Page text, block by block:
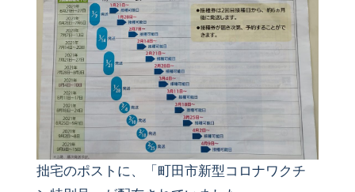
拙宅のポストに、「町田市新型コロナワクチ